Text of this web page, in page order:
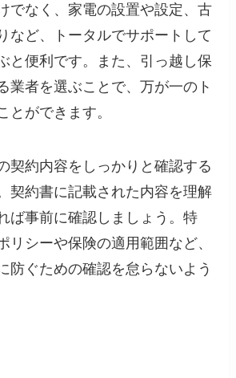
でなく、家電の設置や設定、古
など、トータルでサポートして
と便利です。また、引っ越し保
業者を選ぶことで、万が一のト
とができます。
契約内容をしっかりと確認する
契約書に記載された内容を理解
ば事前に確認しましょう。特
リシーや保険の適用範囲など、
防ぐための確認を怠らないよう